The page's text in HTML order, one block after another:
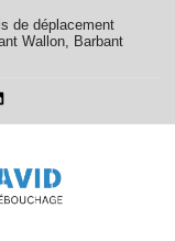
de déplacement
Wallon, Barbant